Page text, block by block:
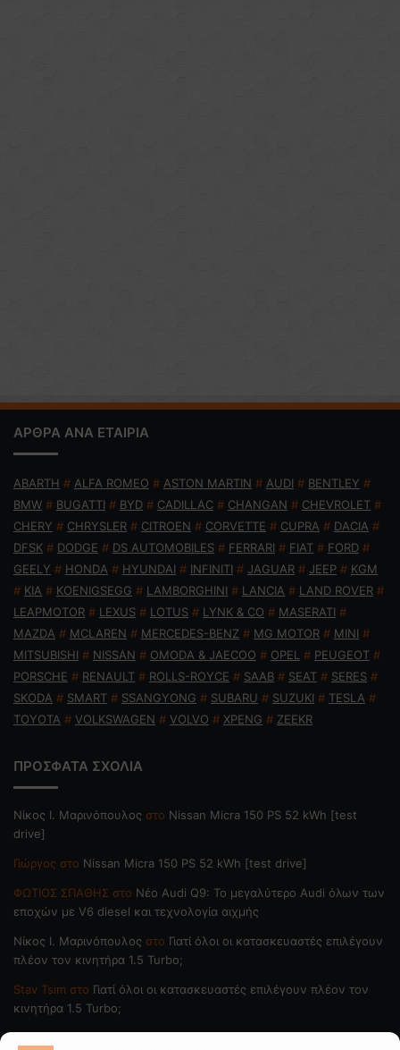
ΑΡΘΡΑ ΑΝΑ ΕΤΑΙΡΙΑ
ABARTH # ALFA ROMEO # ASTON MARTIN # AUDI # BENTLEY #
BMW # BUGATTI # BYD # CADILLAC # CHANGAN # CHEVROLET #
CHERY # CHRYSLER # CITROEN # CORVETTE # CUPRA # DACIA #
DFSK # DODGE # DS AUTOMOBILES # FERRARI # FIAT # FORD #
GEELY # HONDA # HYUNDAI # INFINITI # JAGUAR # JEEP # KGM
# KIA # KOENIGSEGG # LAMBORGHINI # LANCIA # LAND ROVER #
LEAPMOTOR # LEXUS # LOTUS # LYNK & CO # MASERATI #
MAZDA # MCLAREN # MERCEDES-BENZ # MG MOTOR # MINI #
MITSUBISHI # NISSAN # OMODA & JAECOO # OPEL # PEUGEOT #
PORSCHE # RENAULT # ROLLS-ROYCE # SAAB # SEAT # SERES #
SKODA # SMART # SSANGYONG # SUBARU # SUZUKI # TESLA #
TOYOTA # VOLKSWAGEN # VOLVO # XPENG # ZEEKR
ΠΡΟΣΦΑΤΑ ΣΧΟΛΙΑ
Nίκος Ι. Mαρινόπουλος στο Nissan Micra 150 PS 52 kWh [test
drive]
Γιώργος στο Nissan Micra 150 PS 52 kWh [test drive]
ΦΩΤΙΟΣ ΣΠΑΘΗΣ στο Νέο Audi Q9: Το μεγαλύτερο Audi όλων των
εποχών με V6 diesel και τεχνολογία αιχμής
Nίκος Ι. Mαρινόπουλος στο Γιατί όλοι οι κατασκευαστές επιλέγουν
πλέον τον κινητήρα 1.5 Turbo;
Stav Tsim στο Γιατί όλοι οι κατασκευαστές επιλέγουν πλέον τον
κινητήρα 1.5 Turbo;